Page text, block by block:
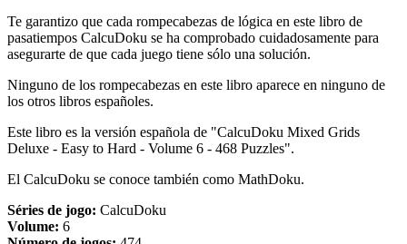
Te garantizo que cada rompecabezas de lógica en este libro de
pasatiempos CalcuDoku se ha comprobado cuidadosamente para
asegurarte de que cada juego tiene sólo una solución.
Ninguno de los rompecabezas en este libro aparece en ninguno de
los otros libros españoles.
Este libro es la versión española de "CalcuDoku Mixed Grids
Deluxe - Easy to Hard - Volume 6 - 468 Puzzles".
El CalcuDoku se conoce también como MathDoku.
Séries de jogo: CalcuDoku
Volume: 6